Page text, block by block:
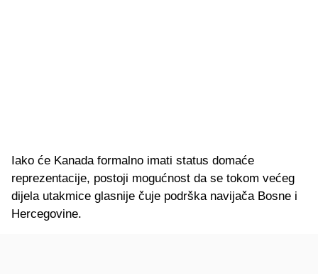
Iako će Kanada formalno imati status domaće
reprezentacije, postoji mogućnost da se tokom većeg
dijela utakmice glasnije čuje podrška navijača Bosne i
Hercegovine.